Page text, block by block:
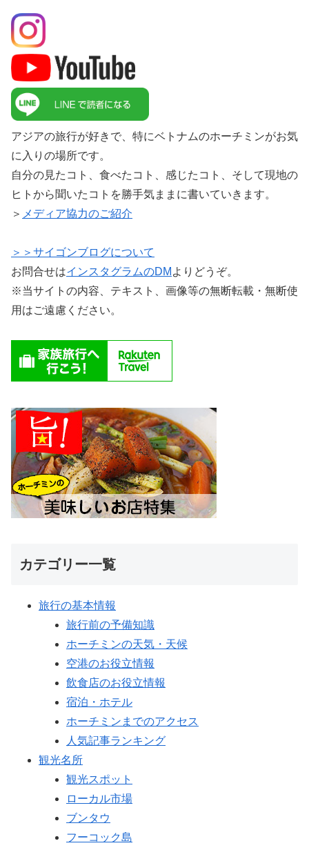
アジアの旅行が好きで、特にベトナムのホーチミンがお気
に入りの場所です。
自分の見たコト、食べたコト、感じたコト、そして現地の
ヒトから聞いたコトを勝手気ままに書いていきます。
＞ メディア協力のご紹介
＞＞サイゴンブログについて
お問合せはインスタグラムのDM よりどうぞ。
※当サイトの内容、テキスト、画像等の無断転載・無断使
用はご遠慮ください。
カテゴリー一覧
旅行の基本情報
旅行前の予備知識
ホーチミンの天気・天候
空港のお役立情報
飲食店のお役立情報
宿泊・ホテル
ホーチミンまでのアクセス
人気記事ランキング
観光名所
観光スポット
ローカル市場
ブンタウ
フーコック島